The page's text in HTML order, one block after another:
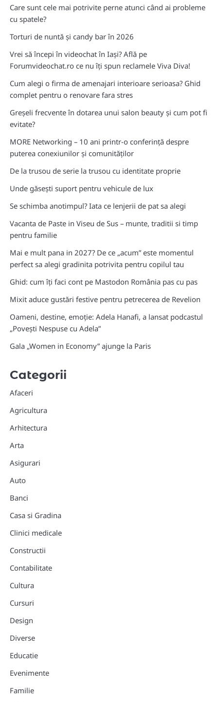
Care sunt cele mai potrivite perne atunci când ai probleme
cu spatele?
Torturi de nuntă și candy bar în 2026
Vrei să începi în videochat în Iași? Află pe
Forumvideochat.ro ce nu îți spun reclamele Viva Diva!
Cum alegi o firma de amenajari interioare serioasa? Ghid
complet pentru o renovare fara stres
Greșeli frecvente în dotarea unui salon beauty și cum pot fi
evitate?
MORE Networking – 10 ani printr-o conferință despre
puterea conexiunilor și comunităților
De la trusou de serie la trusou cu identitate proprie
Unde găsești suport pentru vehicule de lux
Se schimba anotimpul? Iata ce lenjerii de pat sa alegi
Vacanta de Paste in Viseu de Sus – munte, traditii si timp
pentru familie
Mai e mult pana in 2027? De ce „acum” este momentul
perfect sa alegi gradinita potrivita pentru copilul tau
Ghid: cum îți faci cont pe Mastodon România pas cu pas
Mixit aduce gustări festive pentru petrecerea de Revelion
Oameni, destine, emoție: Adela Hanafi, a lansat podcastul
„Povești Nespuse cu Adela”
Gala „Women in Economy” ajunge la Paris
Categorii
Afaceri
Agricultura
Arhitectura
Arta
Asigurari
Auto
Banci
Casa si Gradina
Clinici medicale
Constructii
Contabilitate
Cultura
Cursuri
Design
Diverse
Educatie
Evenimente
Familie